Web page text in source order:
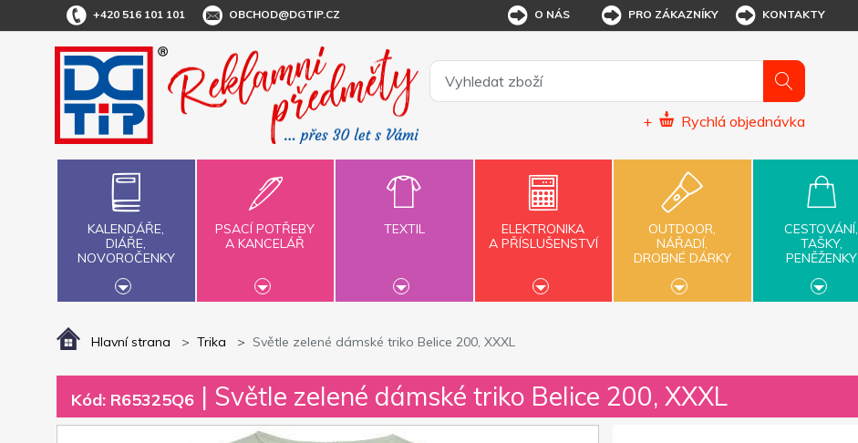
+420 516 101 101 OBCHOD@DGTIP.CZ O NÁS PRO ZÁKAZNÍKY KONTAKTY
+ Rychlá objednávka
KALENDÁŘE,
DIÁŘE,
NOVOROČENKY
PSACÍ POTŘEBY
A KANCELÁŘ
TEXTIL
ELEKTRONIKA
A PŘÍSLUŠENSTVÍ
OUTDOOR,
NÁŘADÍ,
DROBNÉ DÁRKY
CESTOVÁNÍ,
TAŠKY,
PENĚŽENKY
Hlavní strana Trika Světle zelené dámské triko Belice 200, XXXL
Kód: R65325Q6 | Světle zelené dámské triko Belice 200, XXXL